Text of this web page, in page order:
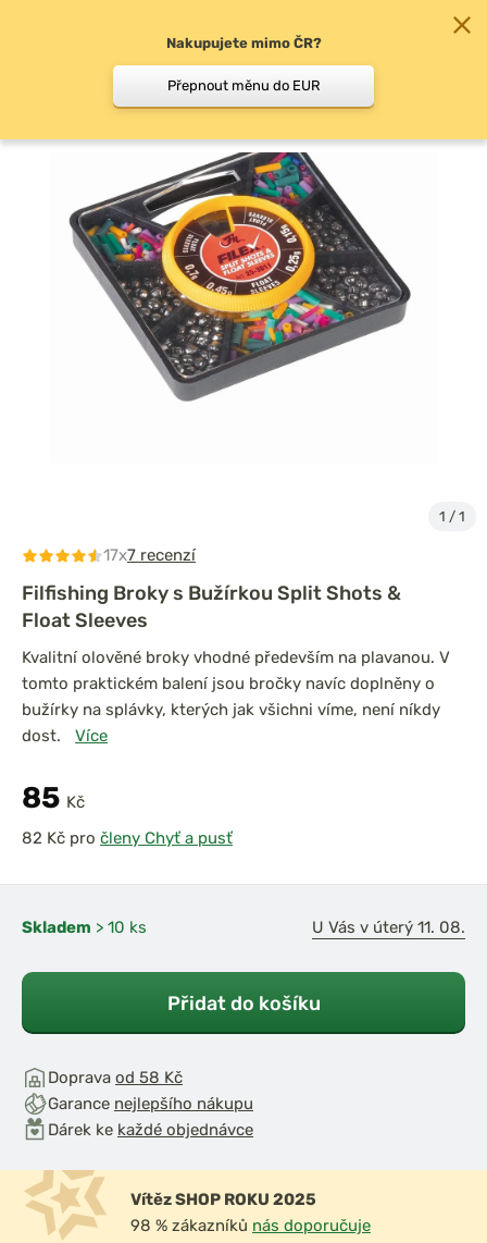
Broky, vyvažovací olůvka
1 / 1
17x7 recenzí
Filfishing Broky s Bužírkou Split Shots &
Float Sleeves
Kvalitní olověné broky vhodné především na plavanou. V
tomto praktickém balení jsou bročky navíc doplněny o
bužírky na splávky, kterých jak všichni víme, není níkdy
dost.
Více
85 Kč
pro členy Chyť a pusť
Skladem > 10 ks U Vás v úterý 11. 08.
Přidat do košíku
Doprava od 58 Kč
Garance nejlepšího nákupu
Dárek ke každé objednávce
Vítěz SHOP ROKU 2025
98 % zákazníků nás doporučuje
Nakupujete mimo ČR?
Přepnout měnu do EUR